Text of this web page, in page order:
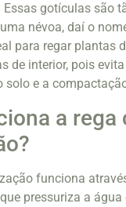
gotículas são
névoa, daí o
para regar plantas
de interior, pois
solo e a
a rega
funciona
pressuriza a água